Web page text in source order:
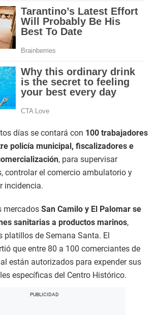
días se contará con 100 trabajadores
policía municipal, fiscalizadores e
, para supervisar
controlar el comercio ambulatorio y
incidencia.
mercados San Camilo y El Palomar se
sanitarias a productos marinos,
platillos de Semana Santa. El
que entre 80 a 100 comerciantes de
están autorizados para expender sus
específicas del Centro Histórico.